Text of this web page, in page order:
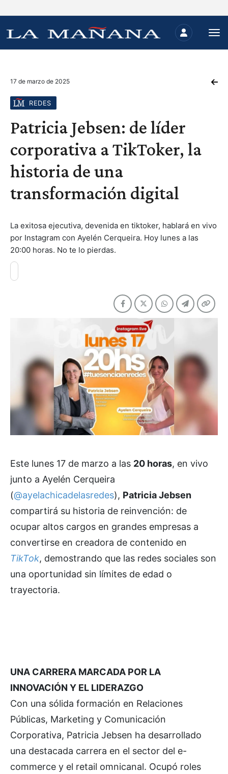
17 de marzo de 2025
REDES
Patricia Jebsen: de líder
corporativa a TikToker, la
historia de una
transformación digital
La exitosa ejecutiva, devenida en tiktoker, hablará en vivo
por Instagram con Ayelén Cerqueira. Hoy lunes a las
20:00 horas. No te lo pierdas.
Este lunes 17 de marzo a las 20 horas, en vivo
junto a Ayelén Cerqueira
(@ayelachicadelasredes), Patricia Jebsen
compartirá su historia de reinvención: de
ocupar altos cargos en grandes empresas a
convertirse en creadora de contenido en
TikTok, demostrando que las redes sociales son
una oportunidad sin límites de edad o
trayectoria.
UNA CARRERA MARCADA POR LA
INNOVACIÓN Y EL LIDERAZGO
Con una sólida formación en Relaciones
Públicas, Marketing y Comunicación
Corporativa, Patricia Jebsen ha desarrollado
una destacada carrera en el sector del e-
commerce y el retail omnicanal. Ocupó roles